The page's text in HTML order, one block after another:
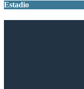
Estadio